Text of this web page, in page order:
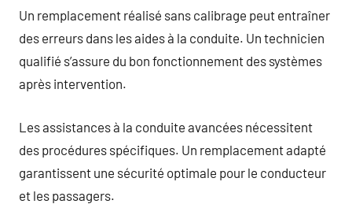
Un remplacement réalisé sans calibrage peut entraîner
des erreurs dans les aides à la conduite. Un technicien
qualifié s’assure du bon fonctionnement des systèmes
après intervention.
Les assistances à la conduite avancées nécessitent
des procédures spécifiques. Un remplacement adapté
garantissent une sécurité optimale pour le conducteur
et les passagers.